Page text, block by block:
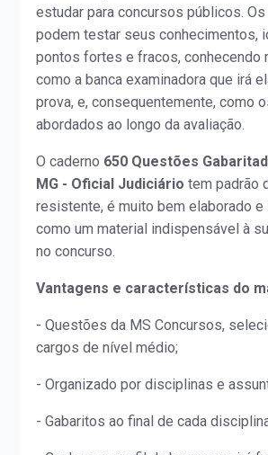
estudar para concursos públicos.
podem testar seus conhecimentos,
pontos fortes e fracos, conhecendo
como a banca examinadora que irá
prova, e, consequentemente, como
abordados ao longo da avaliação.
O caderno 650 Questões
MG - Oficial Judiciário tem padrão
resistente, é muito bem elaborado
como um material indispensável à
no concurso.
Vantagens e características do
- Questões da MS Concursos,
cargos de nível médio;
- Organizado por disciplinas e
- Gabaritos ao final de cada